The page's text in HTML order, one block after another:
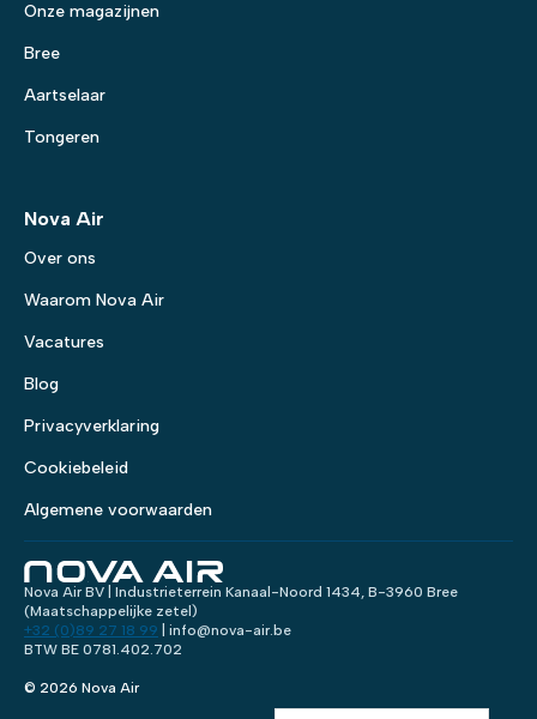
Onze magazijnen
Bree
Aartselaar
Tongeren
Nova Air
Over ons
Waarom Nova Air
Vacatures
Blog
Privacyverklaring
Cookiebeleid
Algemene voorwaarden
© 2026 Nova Air
+32 (0)89 27 18 99 | info@nova-air.be
BTW BE 0781.402.702
Nova Air BV | Industrieterrein Kanaal-Noord 1434, B-3960 Bree
(Maatschappelijke zetel)